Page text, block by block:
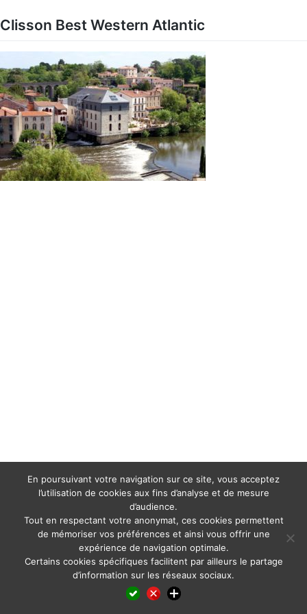
content
Clisson Best Western Atlantic
LinkedIn
X WhatsAppPinterest
En poursuivant votre navigation sur ce site, vous acceptez
l’utilisation de cookies aux fins d’analyse et de mesure
d’audience.
Tout en respectant votre anonymat, ces cookies permettent
de mémoriser vos préférences et ainsi vous offrir une
expérience de navigation optimale.
Certains cookies spécifiques facilitent par ailleurs le partage
d’information sur les réseaux sociaux.